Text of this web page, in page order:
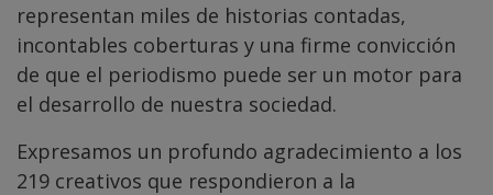
representan miles de historias contadas,
incontables coberturas y una firme convicción
de que el periodismo puede ser un motor para
el desarrollo de nuestra sociedad.
Expresamos un profundo agradecimiento a los
219 creativos que respondieron a la